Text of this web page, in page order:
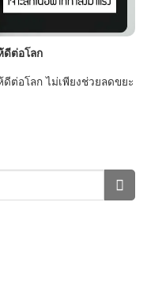
ดีต่อโลก
ต่อโลก ไม่เพียงช่วยลดขยะ